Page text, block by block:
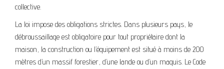
collective.
La loi impose des obligations strictes. Dans plusieurs pays, le
débroussaillage est obligatoire pour tout propriétaire dont la
maison, la construction ou l’équipement est situé à moins de 200
mètres d’un massif forestier, d’une lande ou d’un maquis. Le Code